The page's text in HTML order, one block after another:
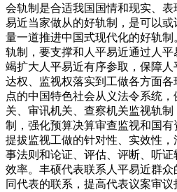
会轨制是合适我国国情和现实、
易近当家做从的好轨制，是可以
量一道推进中国式现代化的好轨
轨制，要支撑和人平易近通过人
竭扩大人平易近有序参取，保障
达权、监视权落实到工做各方面
点的中国特色社会从义法令系统
关、审讯机关、查察机关监视轨
制，强化预算决算审查监视和国有
提拔监视工做的针对性、实效性
事法则和论证、评估、评断、听
效率。丰硕代表联系人平易近群
同代表的联系，提高代表议案审